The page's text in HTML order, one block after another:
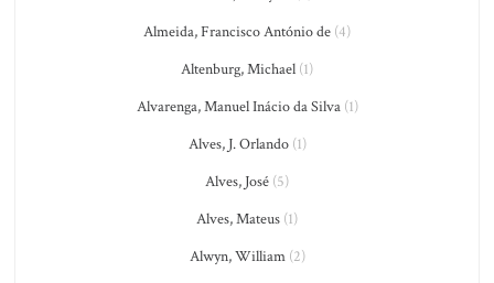
Almeida, Francisco António de (4)
Altenburg, Michael (1)
Alvarenga, Manuel Inácio da Silva(1)
Alves, J. Orlando(1)
Alves, José (5)
Alves, Mateus (1)
Alwyn, William(2)